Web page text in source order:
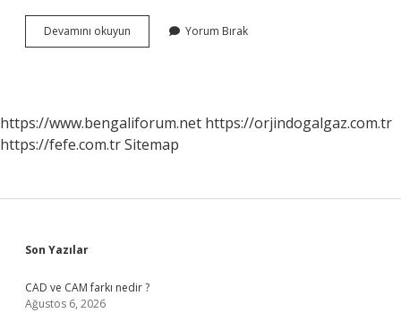
Devamını okuyun Tereyağı
Ile
Yorum Bırak
https://www.bengaliforum.net https://orjindogalgaz.com.tr
https://fefe.com.trSitemap
Sidebar
Son Yazılar
CAD ve CAM farkı nedir ?
Ağustos 6, 2026